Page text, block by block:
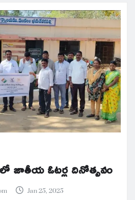
జాతీయ ఓటర్ల దినోత్సవం
Jan 25, 2025